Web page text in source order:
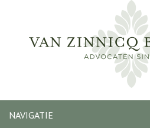
NAVIGATIE